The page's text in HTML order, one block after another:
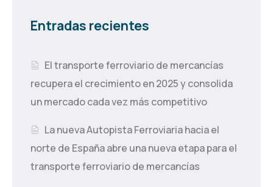
Entradas recientes
El transporte ferroviario de mercancías
recupera el crecimiento en 2025 y consolida
un mercado cada vez más competitivo
La nueva Autopista Ferroviaria hacia el
norte de España abre una nueva etapa para el
transporte ferroviario de mercancías